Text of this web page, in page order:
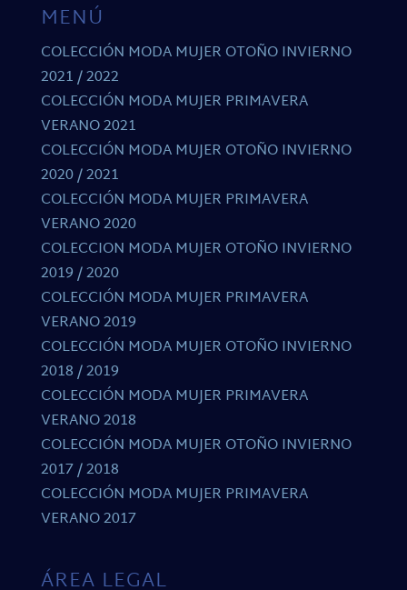
MENÚ
COLECCIÓN MODA MUJER OTOÑO INVIERNO
2021 / 2022
COLECCIÓN MODA MUJER PRIMAVERA
VERANO 2021
COLECCIÓN MODA MUJER OTOÑO INVIERNO
2020 / 2021
COLECCIÓN MODA MUJER PRIMAVERA
VERANO 2020
COLECCION MODA MUJER OTOÑO INVIERNO
2019 / 2020
COLECCIÓN MODA MUJER PRIMAVERA
VERANO 2019
COLECCIÓN MODA MUJER OTOÑO INVIERNO
2018 / 2019
COLECCIÓN MODA MUJER PRIMAVERA
VERANO 2018
COLECCIÓN MODA MUJER OTOÑO INVIERNO
2017 / 2018
COLECCIÓN MODA MUJER PRIMAVERA
VERANO 2017
ÁREA LEGAL